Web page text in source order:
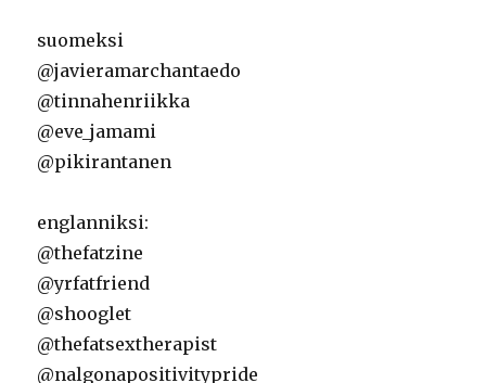
suomeksi
@javieramarchantaedo
@tinnahenriikka
@eve_jamami
@pikirantanen
englanniksi:
@thefatzine
@yrfatfriend
@shooglet
@thefatsextherapist
@nalgonapositivitypride